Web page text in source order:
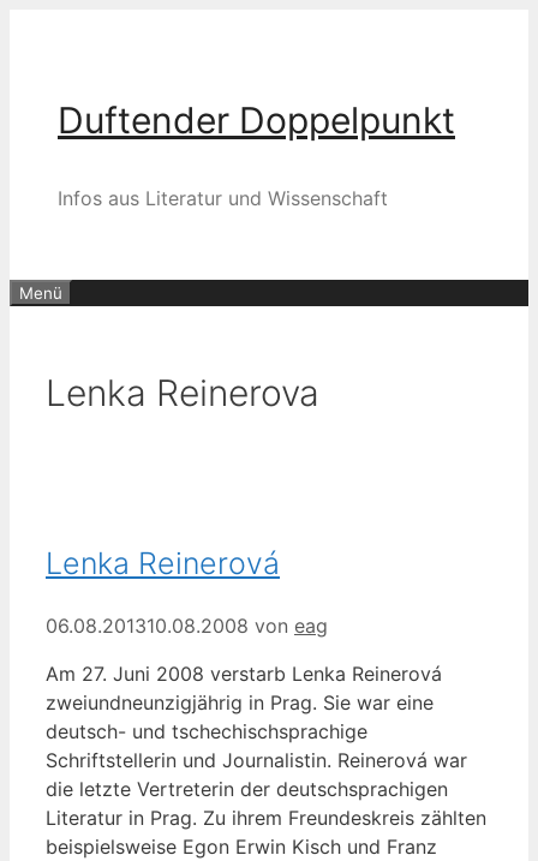
Duftender Doppelpunkt
Infos aus Literatur und Wissenschaft
Menü
Lenka Reinerova
Lenka Reinerová
06.08.201310.08.2008 von eag
Am 27. Juni 2008 verstarb Lenka Reinerová
zweiundneunzigjährig in Prag. Sie war eine
deutsch- und tschechischsprachige
Schriftstellerin und Journalistin. Reinerová war
die letzte Vertreterin der deutschsprachigen
Literatur in Prag. Zu ihrem Freundeskreis zählten
beispielsweise Egon Erwin Kisch und Franz